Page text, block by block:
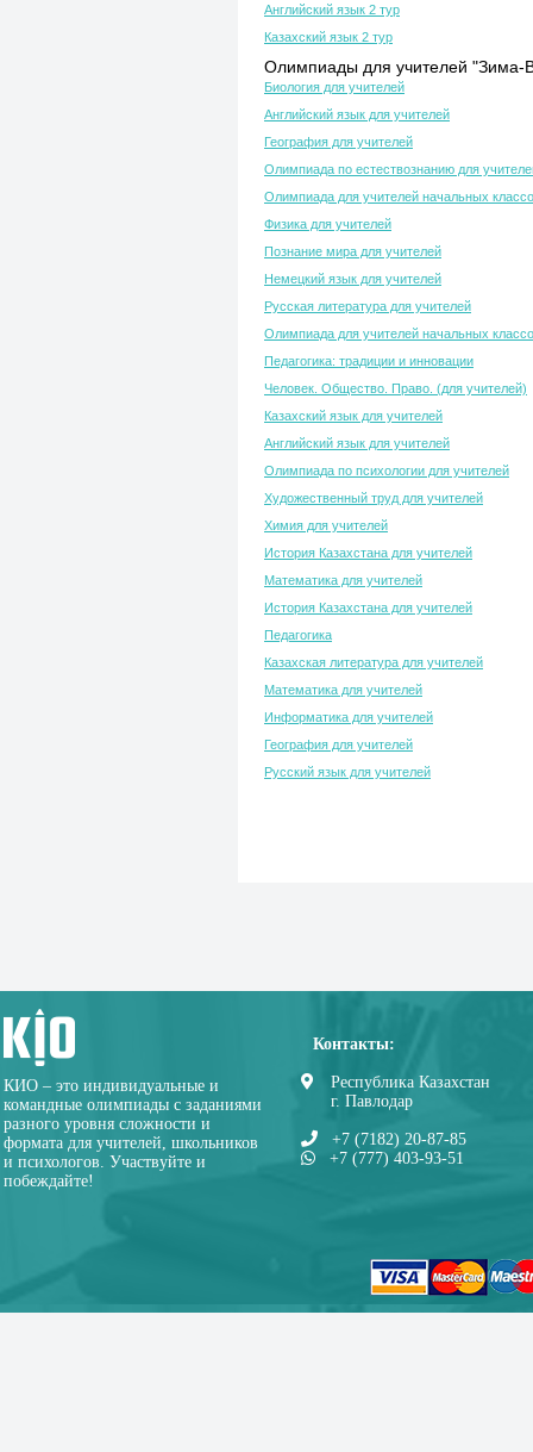
Английский язык 2 тур
Казахский язык 2 тур
Олимпиады для учителей "Зима-
Биология для учителей
Английский язык для учителей
География для учителей
Олимпиада по естествознанию для
Олимпиада для учителей начальных
Физика для учителей
Познание мира для учителей
Немецкий язык для учителей
Русская литература для учителей
Олимпиада для учителей начальных
Педагогика: традиции и инновации
Человек. Общество. Право. (для учителей)
Казахский язык для учителей
Английский язык для учителей
Олимпиада по психологии для учителей
Художественный труд для учителей
Химия для учителей
История Казахстана для учителей
Математика для учителей
История Казахстана для учителей
Педагогика
Казахская литература для учителей
Математика для учителей
Информатика для учителей
География для учителей
Русский язык для учителей
КИО – это индивидуальные и
командные олимпиады с заданиями
разного уровня сложности и
формата для учителей, школьников
и психологов. Участвуйте и
побеждайте!
Контакты:
Республика Казахстан
г. Павлодар
+7 (7182) 20-87-85
+7 (777) 403-93-51